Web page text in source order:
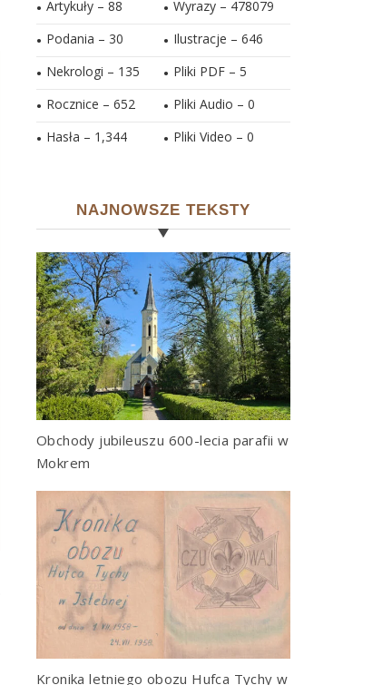
Artykuły – 88
Podania – 30
Nekrologi – 135
Rocznice – 652
Hasła – 1,344
Wyrazy – 478079
Ilustracje – 646
Pliki PDF – 5
Pliki Audio – 0
Pliki Video – 0
NAJNOWSZE TEKSTY
Obchody jubileuszu 600-lecia parafii w
Mokrem
Kronika letniego obozu Hufca Tychy w